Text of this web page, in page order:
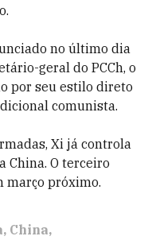
no último dia
geral do PCCh, o
por seu estilo direto
comunista.
Xi já controla
China. O terceiro
março próximo.
China